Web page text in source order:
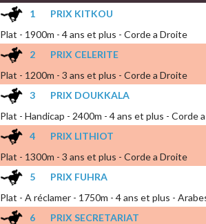
1
PRIX KITKOU
Plat - 1900m - 4 ans et plus - Corde a Droite
2
PRIX CELERITE
Plat - 1200m - 3 ans et plus - Corde a Droite
3
PRIX DOUKKALA
Plat - Handicap - 2400m - 4 ans et plus - Corde
4
PRIX LITHIOT
Plat - 1300m - 3 ans et plus - Corde a Droite
5
PRIX FUHRA
Plat - A réclamer - 1750m - 4 ans et plus -
6
PRIX SECRETARIAT